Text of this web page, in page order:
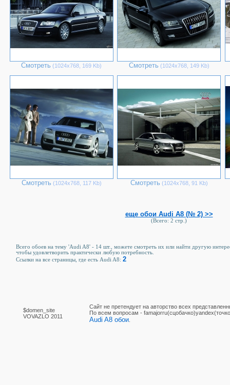
Смотреть (1024х768, 169 Kb) Смотреть (1024х768, 149 Kb)
Смотреть (1024х768, 117 Kb) Смотреть (1024х768, 91 Kb)
еще обои Audi A8 (№ 2) >>
(Всего: 2 стр.)
Всего обоев на тему 'Audi A8' - 14 шт., можете смотреть их или найти другую
чтобы удовлетворить практически любую потребность.
Ссылки на все страницы, где есть Audi A8: 2
$domen_site
VOVAZLO 2011
Сайт не претендует на авторство всех
По вcем вопросам -
Audi A8 обои